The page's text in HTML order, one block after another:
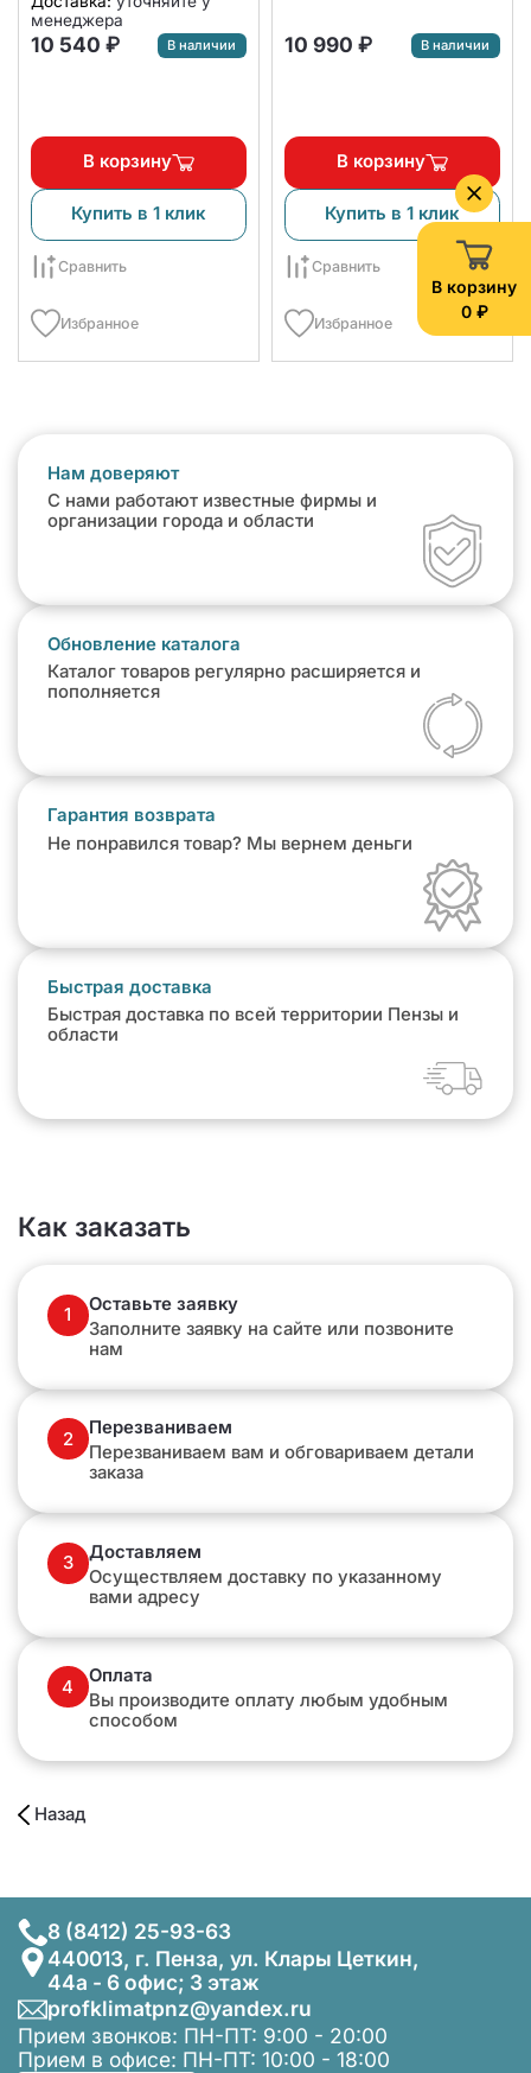
В корзину
0 ₽
настенного типа DAIJIN
мульти сплит-систем
менеджера
10 540 ₽ В наличии
В корзину
Купить в 1 клик
Сравнить
Избранное
10 990 ₽ В наличии
В корзину
Купить в 1 клик
Сравнить
Избранное
Нам доверяют
С нами работают известные фирмы и
организации города и области
Обновление каталога
Каталог товаров регулярно расширяется и
пополняется
Гарантия возврата
Не понравился товар? Мы вернем деньги
Быстрая доставка
Быстрая доставка по всей территории Пензы и
области
Как заказать
1
Оставьте заявку
Заполните заявку на сайте или позвоните
нам
2
Перезваниваем
Перезваниваем вам и обговариваем детали
заказа
3
Доставляем
Осуществляем доставку по указанному
вами адресу
4
Оплата
Вы производите оплату любым удобным
способом
Назад
8 (8412) 25-93-63
440013, г. Пенза, ул. Клары Цеткин,
44а - 6 офис; 3 этаж
profklimatpnz@yandex.ru
Прием звонков: ПН-ПТ: 9:00 - 20:00
Прием в офисе: ПН-ПТ: 10:00 - 18:00